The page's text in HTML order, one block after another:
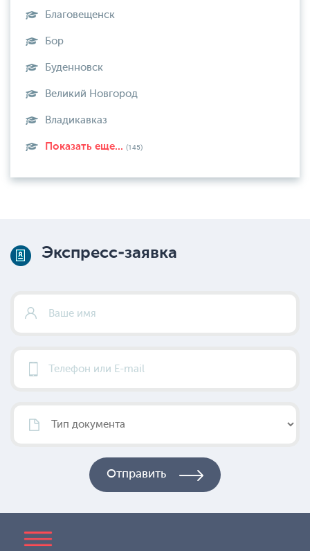
Благовещенск
Бор
Буденновск
Великий Новгород
Владикавказ
Показать еще... (145)
Экспресс-заявка